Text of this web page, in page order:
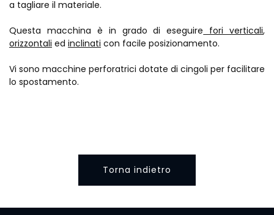
a tagliare il materiale.
Questa macchina è in grado di eseguire fori verticali,
orizzontali ed inclinati con facile posizionamento.
Vi sono macchine perforatrici dotate di cingoli per facilitare
lo spostamento.
Torna indietro